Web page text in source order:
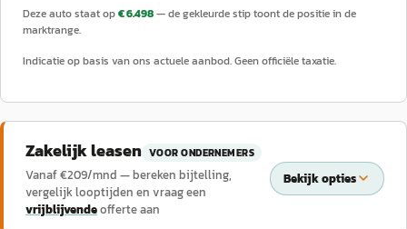
Deze auto staat op€ 6.498— de gekleurde stip toont de positie in de
marktrange.
Indicatie op basis van ons actuele aanbod. Geen officiële taxatie.
Zakelijk leasen VOOR ONDERNEMERS
Vanaf €209/mnd — bereken bijtelling,
vergelijk looptijden en vraag een
vrijblijvendeofferte aan
Bekijk opties